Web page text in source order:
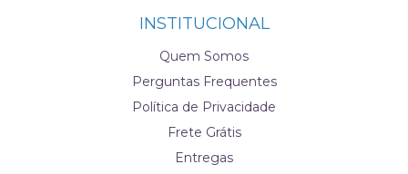
INSTITUCIONAL
Quem Somos
Perguntas Frequentes
Política de Privacidade
Frete Grátis
Entregas